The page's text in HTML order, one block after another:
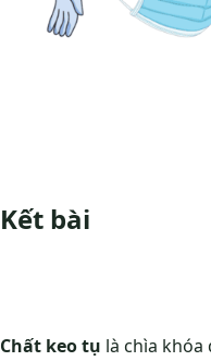
Kết bài
Chất keo tụ là chìa